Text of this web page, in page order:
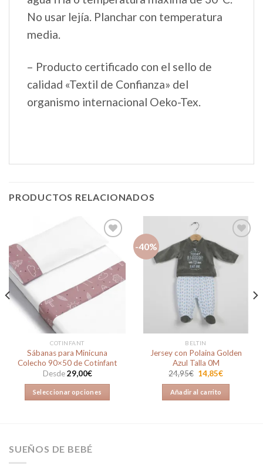
No usar lejía. Planchar con temperatura
media.
– Producto certificado con el sello de
calidad «Textil de Confianza» del
organismo internacional Oeko-Tex.
PRODUCTOS RELACIONADOS
Añadir
a la
lista de
deseos
COTINFANT
Sábanas para Minicuna
Colecho 90×50 de Cotinfant
Desde29,00€
Seleccionar opciones
múltiples
variantes.
-40%
Añadir
BELTIN
Jersey con Polaina Golden
Azul Talla 0M
24,95€ El
precio
original
era:
24,95€.
14,85€El
14,85€.
Añadir al carrito
SUEÑOS DE BEBÉ